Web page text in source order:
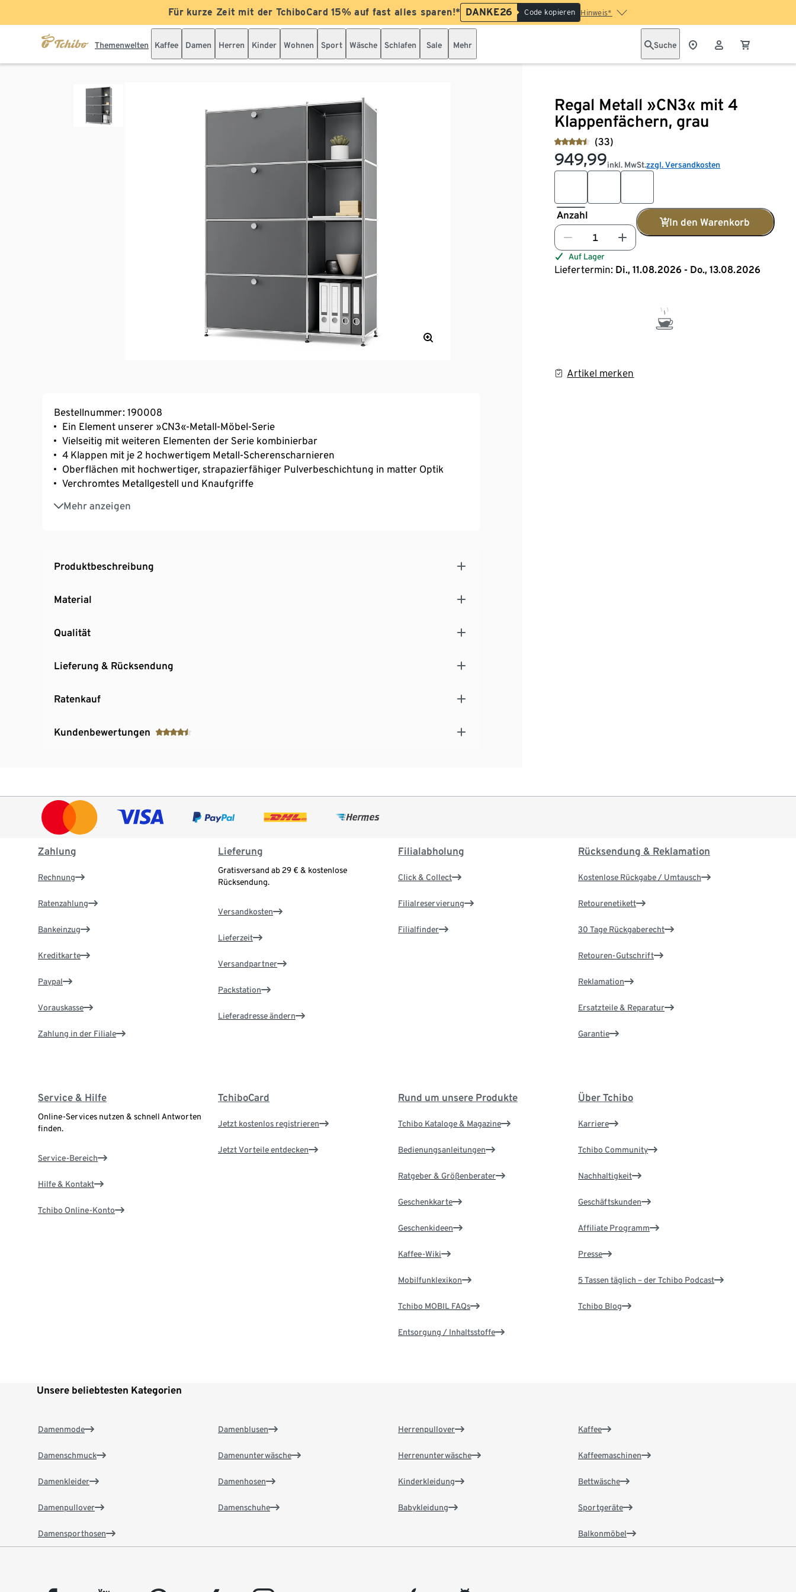
Für kurze Zeit mit der TchiboCard 15% auf fast alles sparen!* DANKE26 Code kopieren Hinweis*
Themenwelten Kaffee Damen Herren Kinder Wohnen Sport Wäsche Schlafen Sale Mehr Suche
Regal Metall »CN3« mit 4
Klappenfächern, grau
(33)
949,99inkl. MwSt.zzgl. Versandkosten
Anzahl
In den Warenkorb
Auf Lager
Liefertermin: Di., 11.08.2026 - Do., 13.08.2026
Artikel merken
Bestellnummer: 190008
Ein Element unserer »CN3«-Metall-Möbel-Serie
Vielseitig mit weiteren Elementen der Serie kombinierbar
4 Klappen mit je 2 hochwertigem Metall-Scherenscharnieren
Oberflächen mit hochwertiger, strapazierfähiger Pulverbeschichtung in matter Optik
Verchromtes Metallgestell und Knaufgriffe
Mehr anzeigen
Mit höhenverstellbaren Kunststofffüßen für einen festen Stand auch auf unebenen
Flächen
Produktbeschreibung
Material
Qualität
Lieferung & Rücksendung
Ratenkauf
Kundenbewertungen
Zahlung
Rechnung
Ratenzahlung
Bankeinzug
Kreditkarte
Paypal
Vorauskasse
Zahlung in der Filiale
Lieferung
Gratisversand ab 29 € & kostenlose
Rücksendung.
Versandkosten
Lieferzeit
Versandpartner
Packstation
Lieferadresse ändern
Filialabholung
Click & Collect
Filialreservierung
Filialfinder
Rücksendung & Reklamation
Kostenlose Rückgabe / Umtausch
Retourenetikett
30 Tage Rückgaberecht
Retouren-Gutschrift
Reklamation
Ersatzteile & Reparatur
Garantie
Service & Hilfe
Online-Services nutzen & schnell Antworten
finden.
Service-Bereich
Hilfe & Kontakt
Tchibo Online-Konto
TchiboCard
Jetzt kostenlos registrieren
Jetzt Vorteile entdecken
Rund um unsere Produkte
Tchibo Kataloge & Magazine
Bedienungsanleitungen
Ratgeber & Größenberater
Geschenkkarte
Geschenkideen
Kaffee-Wiki
Mobilfunklexikon
Tchibo MOBIL FAQs
Entsorgung / Inhaltsstoffe
Über Tchibo
Karriere
Tchibo Community
Nachhaltigkeit
Geschäftskunden
Affiliate Programm
Presse
5 Tassen täglich – der Tchibo Podcast
Tchibo Blog
Unsere beliebtesten Kategorien
Damenmode
Damenschmuck
Damenkleider
Damenpullover
Damensporthosen
Damenblusen
Damenunterwäsche
Damenhosen
Damenschuhe
Herrenpullover
Herrenunterwäsche
Kinderkleidung
Babykleidung
Kaffee
Kaffeemaschinen
Bettwäsche
Sportgeräte
Balkonmöbel